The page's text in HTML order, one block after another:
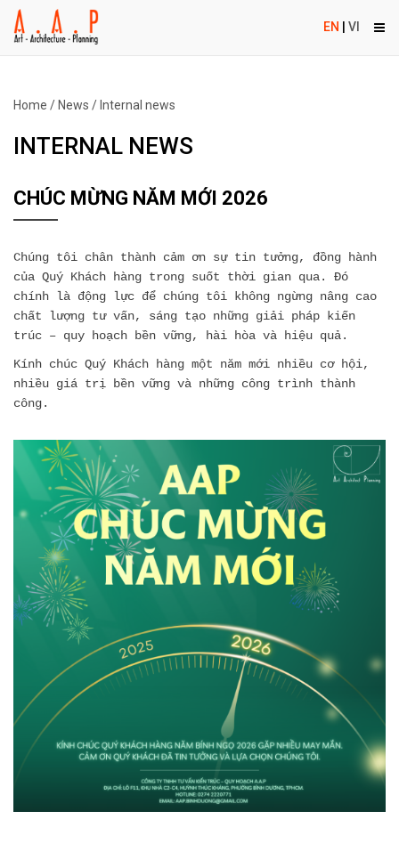
EN VI
Home / News / Internal news
INTERNAL NEWS
CHÚC MỪNG NĂM MỚI 2026
Chúng tôi chân thành cảm ơn sự tin tưởng, đồng hành
của Quý Khách hàng trong suốt thời gian qua. Đó
chính là động lực để chúng tôi không ngừng nâng cao
chất lượng tư vấn, sáng tạo những giải pháp kiến
trúc – quy hoạch bền vững, hài hòa và hiệu quả.
Kính chúc Quý Khách hàng một năm mới nhiều cơ hội,
nhiều giá trị bền vững và những công trình thành
công.